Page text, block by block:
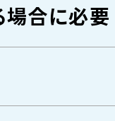
合に必要